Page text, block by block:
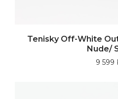
Tenisky Off-White
Nude/
9 599